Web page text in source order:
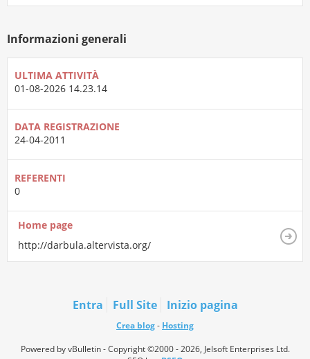
Informazioni generali
ULTIMA ATTIVITÀ
01-08-2026 14.23.14
DATA REGISTRAZIONE
24-04-2011
REFERENTI
0
Home page
http://darbula.altervista.org/
Entra Full Site Inizio pagina
Crea blog- Hosting
Powered by vBulletin - Copyright ©2000 - 2026, Jelsoft Enterprises Ltd.